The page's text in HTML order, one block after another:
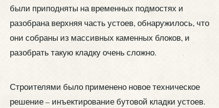
были приподняты на временных подмостях и
разобрана верхняя часть устоев, обнаружилось, что
они собраны из массивных каменных блоков, и
разобрать такую кладку очень сложно.
Строителями было применено новое техническое
решение – инъектирование бутовой кладки устоев.